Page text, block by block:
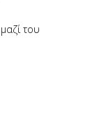
του